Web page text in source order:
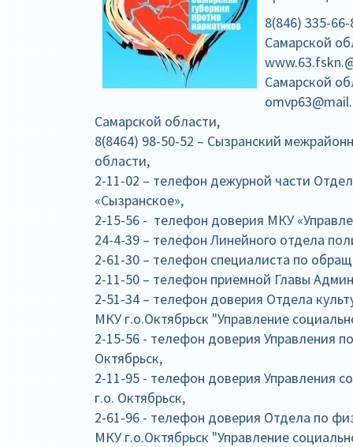
8(846) 335-
Самарской
Самарской
Самарской области,
8(8464) 98-50-52 – Сызранский
области,
2-11-02 – телефон дежурной части
«Сызранское»,
2-15-56 - телефон доверия МКУ
24-4-39 – телефон Линейного отдела
2-61-30 – телефон специалиста по
2-11-50 – телефон приемной Главы
2-51-34 – телефон доверия Отдела
МКУ г.о.Октябрьск "Управление
2-15-56 - телефон доверия Управления
Октябрьск,
2-11-95 - телефон доверия Управления
г.о. Октябрьск,
2-61-96 - телефон доверия Отдела по
МКУ г.о.Октябрьск "Управление